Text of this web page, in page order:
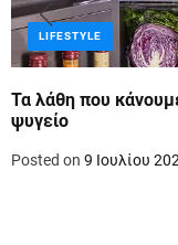
LIFESTYLE
Τα λάθη που
ψυγείο
Posted on 9 Ιουλίου